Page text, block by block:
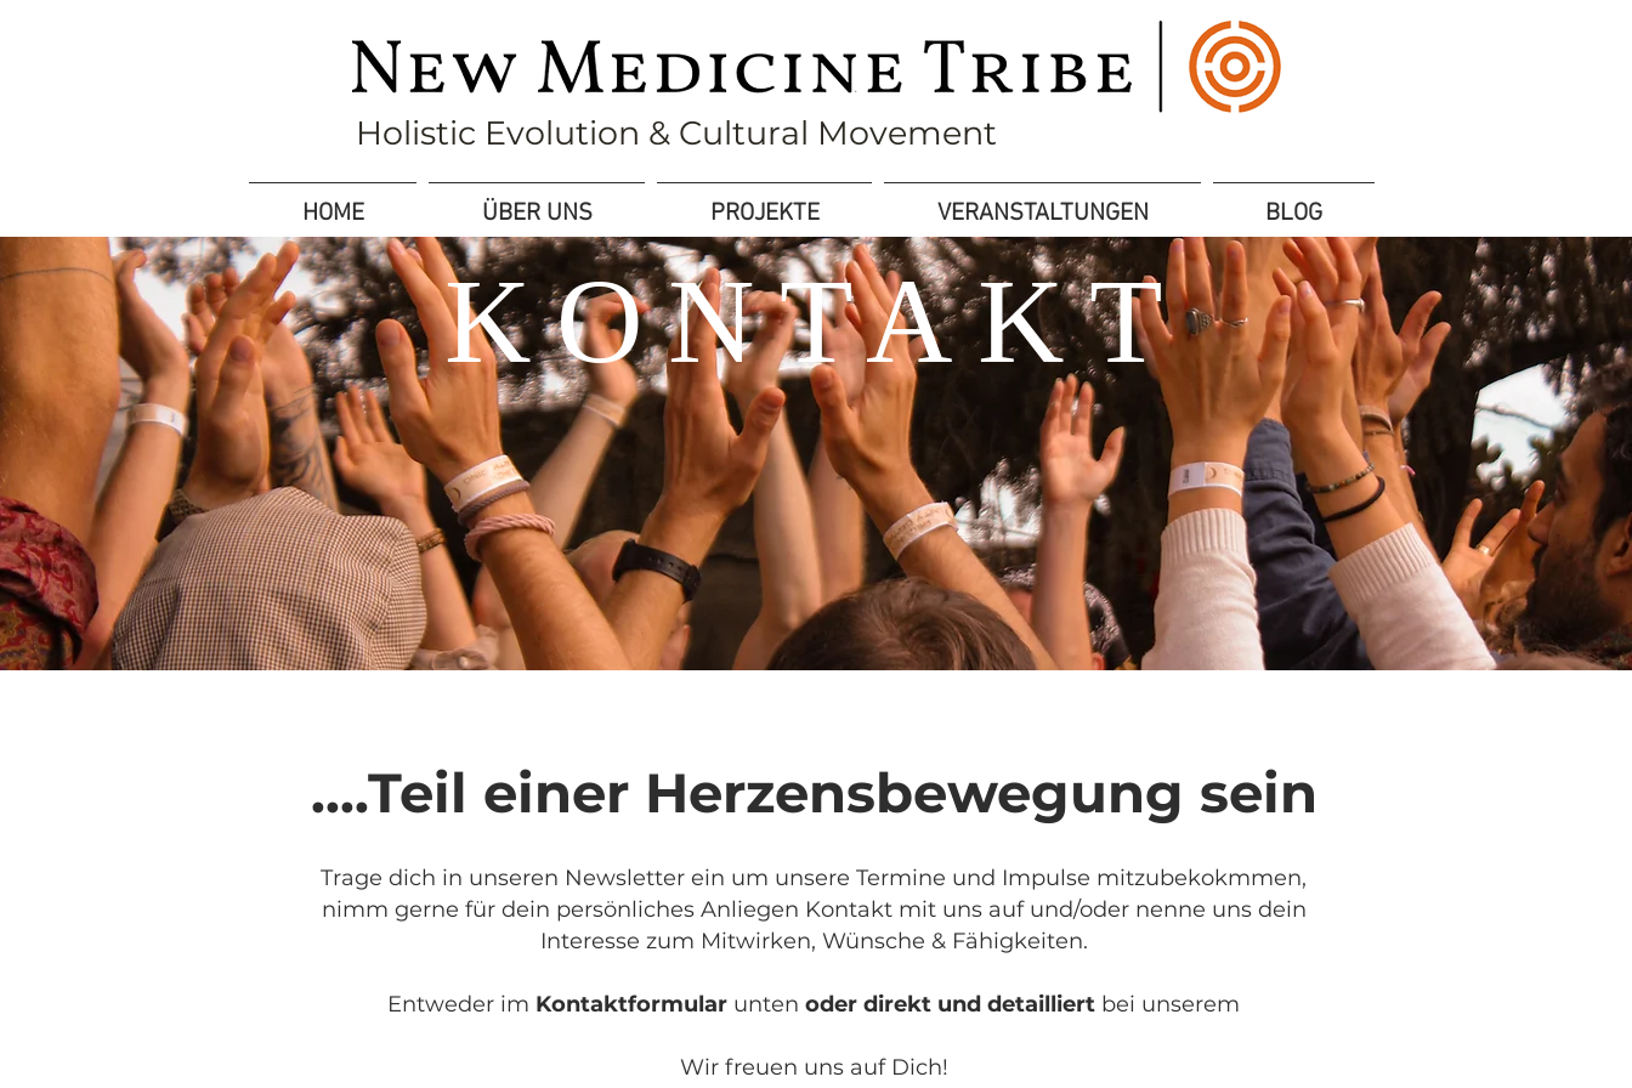
Holistic Evolution & Cultural Movement
HOME ÜBER UNS PROJEKTE VERANSTALTUNGEN BLOG
KONTAKT
....Teil einer Herzensbewegung sein
Trage dich in unseren Newsletter ein um unsere Termine und Impulse mitzubekokmmen,
nimm gerne für dein persönliches Anliegen Kontakt mit uns auf und/oder nenne uns dein
Interesse zum Mitwirken, Wünsche & Fähigkeiten.
Entweder im Kontaktformular unten oder direkt und detailliert bei unserem
Wir freuen uns auf Dich!